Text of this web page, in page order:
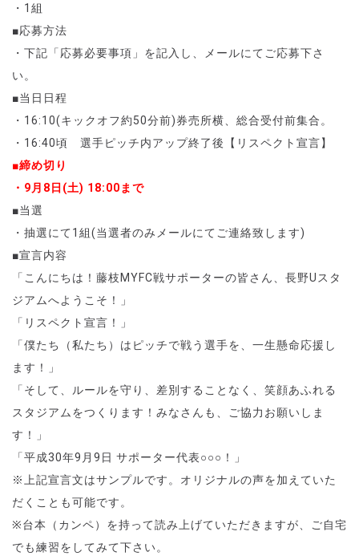
・ 1 組
■応募方法
・下記「応募必要事項」を記入し、メールにてご応募下さ
い。
■当日日程
・ 16:10(キックオフ約50分前)券売所横、総合受付前集合。
・ 16:40頃 選手ピッチ内アップ終了後【リスペクト宣言】
■締め切り
・9 月8 日 (土) 18:00 ま で
■当選
・抽選にて 1 組(当選者のみメールにてご連絡致します)
■宣言内容
「こんにちは！藤枝MYFC戦サポーターの皆さん、長野U スタ
ジアムへようこそ！」
「リスペクト宣言！」
「僕たち（私たち）はピッチで戦う選手を、一生懸命応援し
ます！」
「そして、ルールを守り、差別することなく、笑顔あふれる
スタジアムをつくります！みなさんも、ご協力お願いしま
す！」
「平成30年9月9日 サポーター代表○○○！」
※上記宣言文はサンプルです。オリジナルの声を加えていた
だくことも可能です。
※台本（カンペ）を持って読み上げていただきますが、ご自宅
でも練習をしてみて下さい。